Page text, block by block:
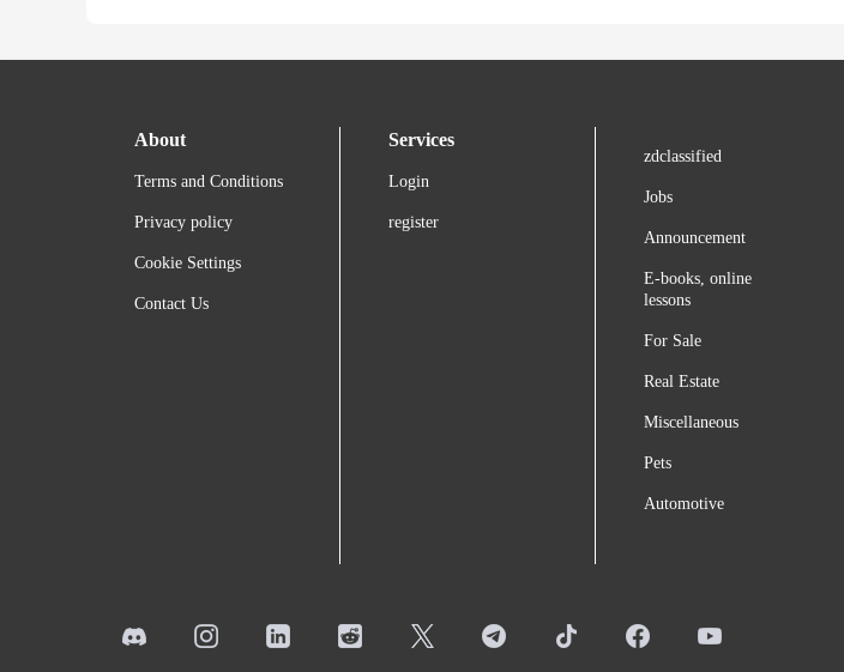
About
Terms and Conditions
Privacy policy
Cookie Settings
Contact Us
Services
Login
register
zdclassified
Jobs
Announcement
E-books, online
lessons
For Sale
Real Estate
Miscellaneous
Pets
Automotive